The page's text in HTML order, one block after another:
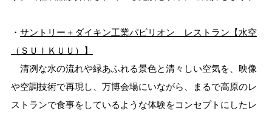
・ サントリー＋ダイキン工業パビリオン レストラン【水空
（ＳＵＩＫＵＵ）】
清冽な水の流れや緑あふれる景色と清々しい空気を、映像
や空調技術で再現し、万博会場にいながら、まるで高原のレ
ストランで食事をしているような体験をコンセプトにしたレ